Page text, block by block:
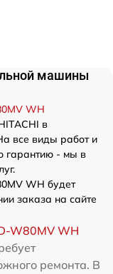
машины
WH
в
все виды работ и
гарантию - мы в
WH будет
заказа на сайте
W80MV WH
ремонта. В